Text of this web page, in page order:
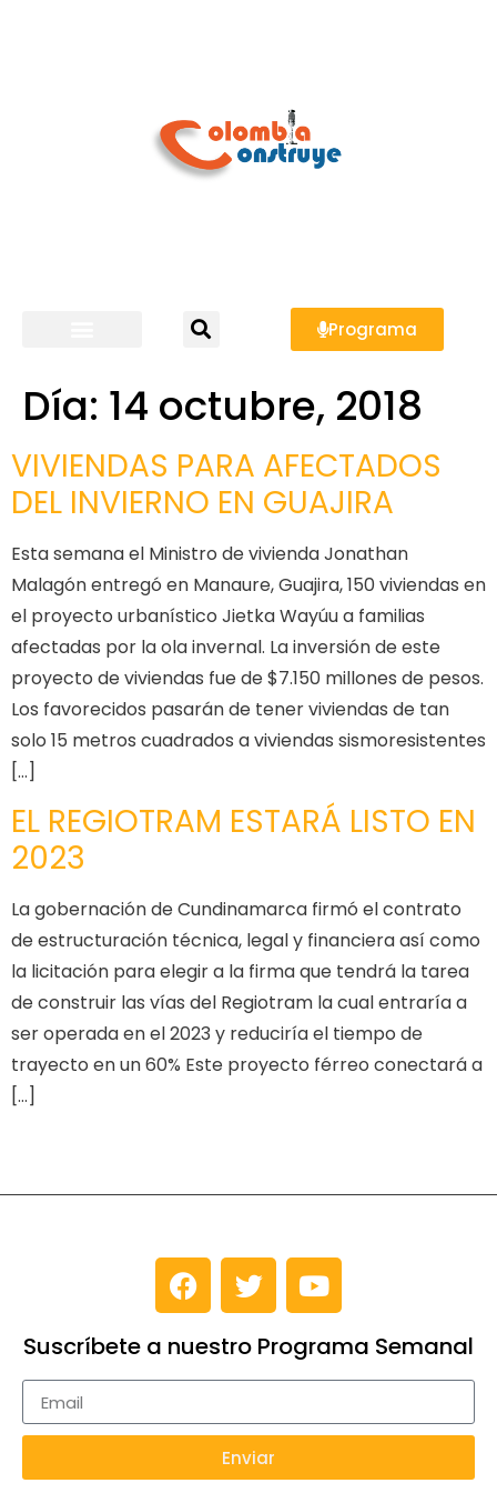
Programa
Día: 14 octubre, 2018
VIVIENDAS PARA AFECTADOS
DEL INVIERNO EN GUAJIRA
Esta semana el Ministro de vivienda Jonathan
Malagón entregó en Manaure, Guajira, 150 viviendas en
el proyecto urbanístico Jietka Wayúu a familias
afectadas por la ola invernal. La inversión de este
proyecto de viviendas fue de $7.150 millones de pesos.
Los favorecidos pasarán de tener viviendas de tan
solo 15 metros cuadrados a viviendas sismoresistentes
[…]
EL REGIOTRAM ESTARÁ LISTO EN
2023
La gobernación de Cundinamarca firmó el contrato
de estructuración técnica, legal y financiera así como
la licitación para elegir a la firma que tendrá la tarea
de construir las vías del Regiotram la cual entraría a
ser operada en el 2023 y reduciría el tiempo de
trayecto en un 60% Este proyecto férreo conectará a
[…]
Suscríbete a nuestro Programa Semanal
Enviar